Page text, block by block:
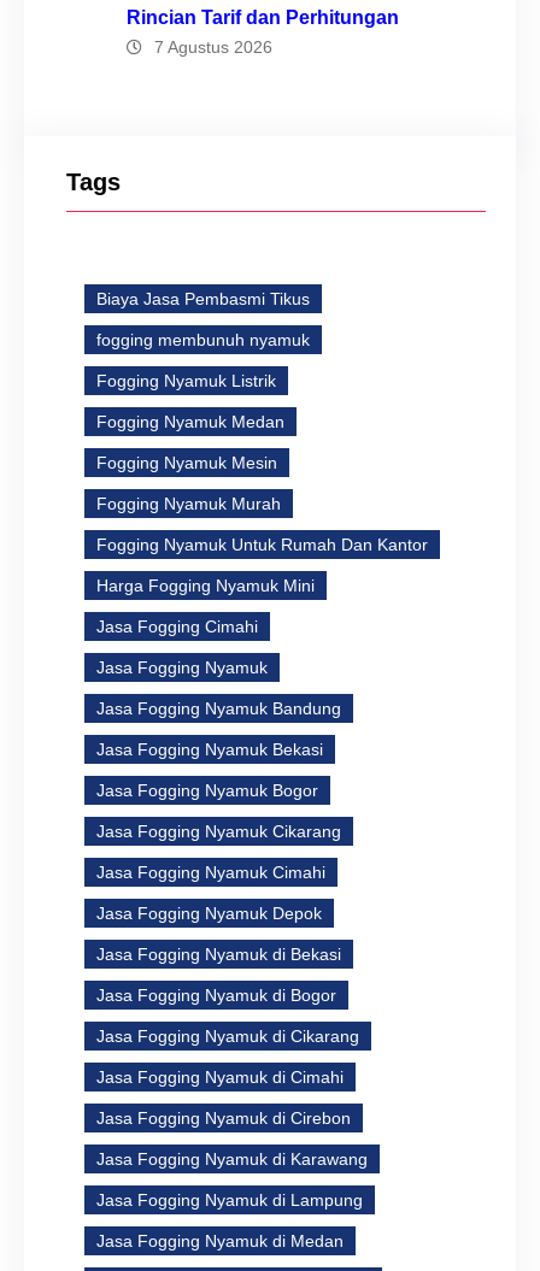
Rincian Tarif dan Perhitungan
7 Agustus 2026
Tags
Biaya Jasa Pembasmi Tikus
fogging membunuh nyamuk
Fogging Nyamuk Listrik
Fogging Nyamuk Medan
Fogging Nyamuk Mesin
Fogging Nyamuk Murah
Fogging Nyamuk Untuk Rumah Dan Kantor
Harga Fogging Nyamuk Mini
Jasa Fogging Cimahi
Jasa Fogging Nyamuk
Jasa Fogging Nyamuk Bandung
Jasa Fogging Nyamuk Bekasi
Jasa Fogging Nyamuk Bogor
Jasa Fogging Nyamuk Cikarang
Jasa Fogging Nyamuk Cimahi
Jasa Fogging Nyamuk Depok
Jasa Fogging Nyamuk di Bekasi
Jasa Fogging Nyamuk di Bogor
Jasa Fogging Nyamuk di Cikarang
Jasa Fogging Nyamuk di Cimahi
Jasa Fogging Nyamuk di Cirebon
Jasa Fogging Nyamuk di Karawang
Jasa Fogging Nyamuk di Lampung
Jasa Fogging Nyamuk di Medan